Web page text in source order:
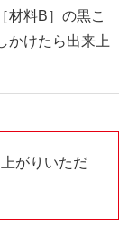
材料B］の黒こ
かけたら出来上
がりいただ